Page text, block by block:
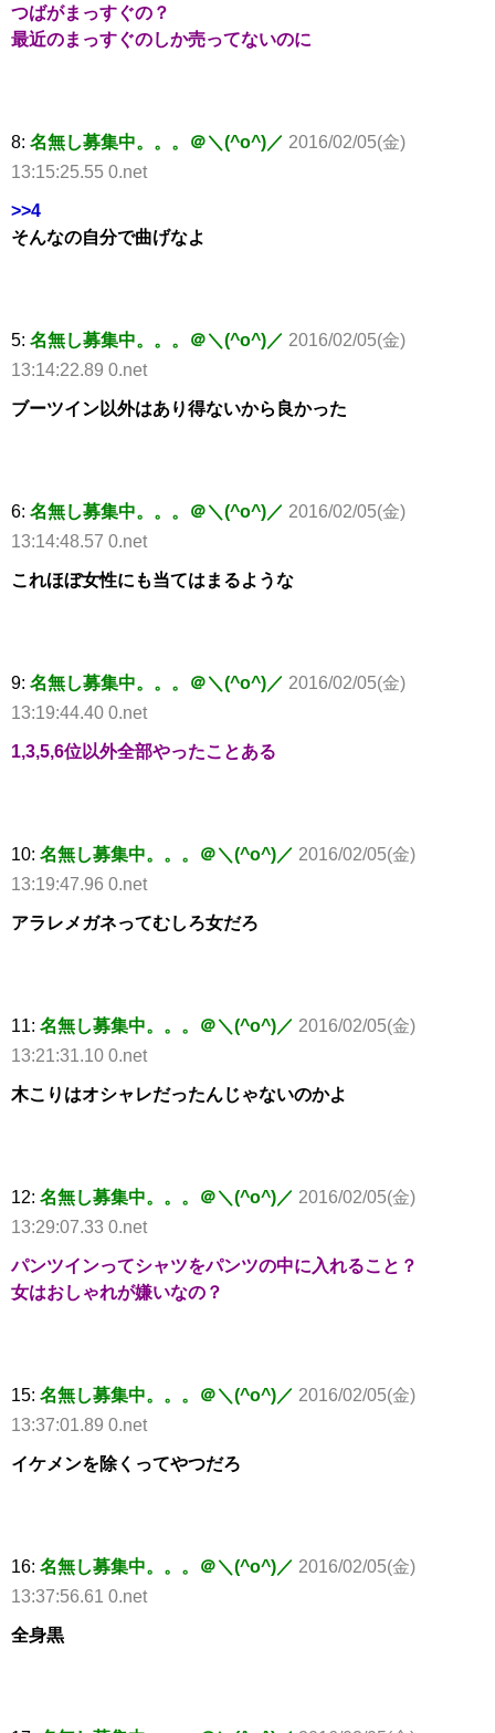
つばがまっすぐの？
最近のまっすぐのしか売ってないのに
8: 名無し募集中。。。＠＼(^o^)／ 2016/02/05(金)
13:15:25.55 0.net
>>4
そんなの自分で曲げなよ
5: 名無し募集中。。。＠＼(^o^)／ 2016/02/05(金)
13:14:22.89 0.net
ブーツイン以外はあり得ないから良かった
6: 名無し募集中。。。＠＼(^o^)／ 2016/02/05(金)
13:14:48.57 0.net
これほぼ女性にも当てはまるような
9: 名無し募集中。。。＠＼(^o^)／ 2016/02/05(金)
13:19:44.40 0.net
1,3,5,6位以外全部やったことある
10: 名無し募集中。。。＠＼(^o^)／ 2016/02/05(金)
13:19:47.96 0.net
アラレメガネってむしろ女だろ
11: 名無し募集中。。。＠＼(^o^)／ 2016/02/05(金)
13:21:31.10 0.net
木こりはオシャレだったんじゃないのかよ
12: 名無し募集中。。。＠＼(^o^)／ 2016/02/05(金)
13:29:07.33 0.net
パンツインってシャツをパンツの中に入れること？
女はおしゃれが嫌いなの？
15: 名無し募集中。。。＠＼(^o^)／ 2016/02/05(金)
13:37:01.89 0.net
イケメンを除くってやつだろ
16: 名無し募集中。。。＠＼(^o^)／ 2016/02/05(金)
13:37:56.61 0.net
全身黒